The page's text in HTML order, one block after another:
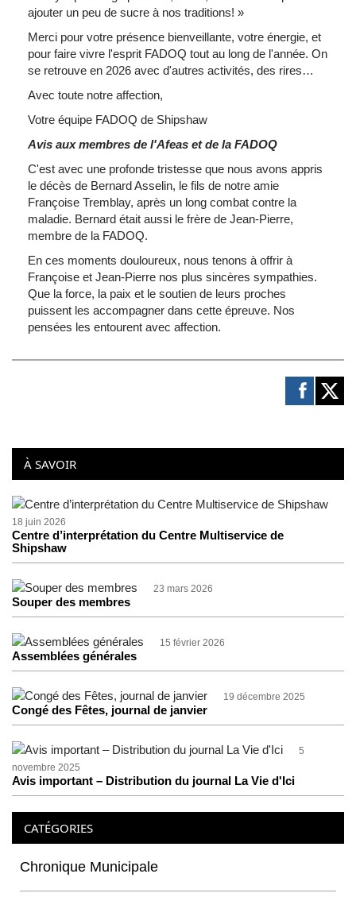
ajouter un peu de sucre à nos traditions! »
Merci pour votre présence bienveillante, votre énergie, et
pour faire vivre l'esprit FADOQ tout au long de l'année. On
se retrouve en 2026 avec d'autres activités, des rires…
Avec toute notre affection,
Votre équipe FADOQ de Shipshaw
Avis aux membres de l'Afeas et de la FADOQ
C'est avec une profonde tristesse que nous avons appris
le décès de Bernard Asselin, le fils de notre amie
Françoise Tremblay, après un long combat contre la
maladie. Bernard était aussi le frère de Jean-Pierre,
membre de la FADOQ.
En ces moments douloureux, nous tenons à offrir à
Françoise et Jean-Pierre nos plus sincères sympathies.
Que la force, la paix et le soutien de leurs proches
puissent les accompagner dans cette épreuve. Nos
pensées les entourent avec affection.
À SAVOIR
18 juin 2026
Centre d’interprétation du Centre Multiservice de
Shipshaw
23 mars 2026
Souper des membres
15 février 2026
Assemblées générales
19 décembre 2025
Congé des Fêtes, journal de janvier
5
novembre 2025
Avis important – Distribution du journal La Vie d'Ici
CATÉGORIES
Chronique Municipale